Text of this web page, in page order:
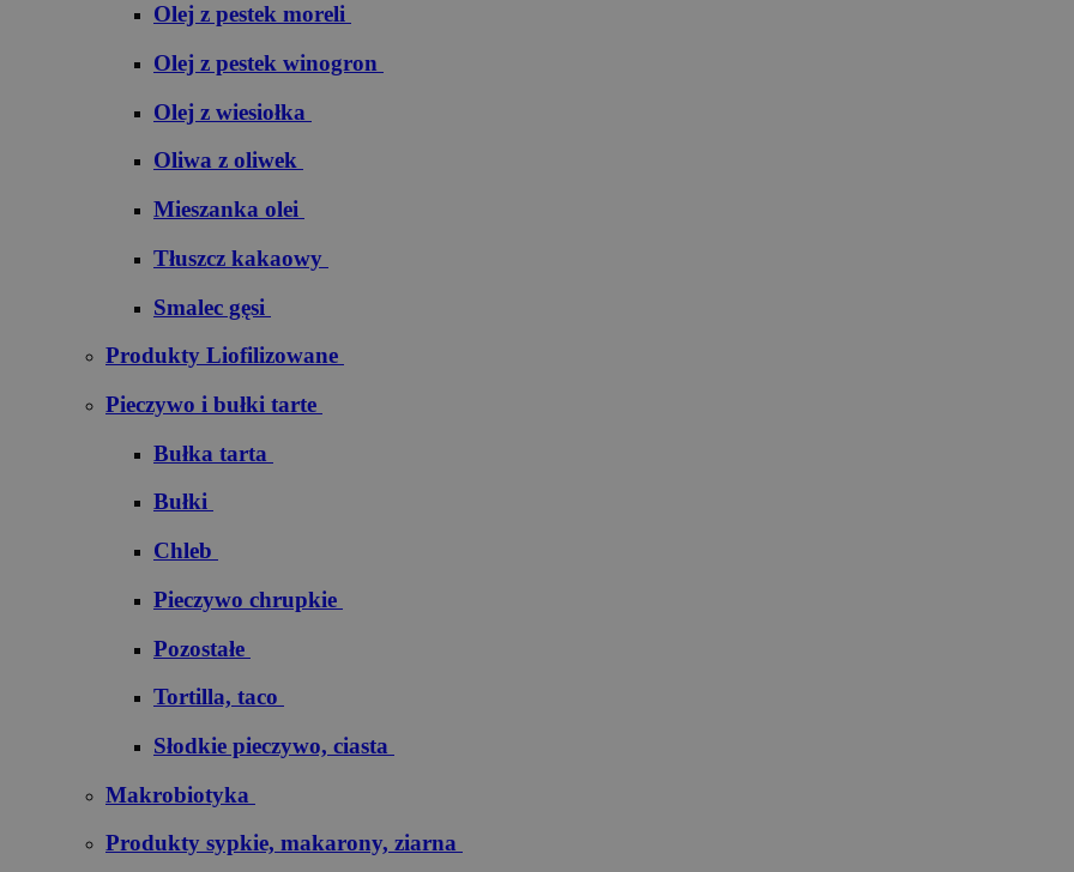
Olej z pestek moreli
Olej z pestek winogron
Olej z wiesiołka
Oliwa z oliwek
Mieszanka olei
Tłuszcz kakaowy
Smalec gęsi
Produkty Liofilizowane
Pieczywo i bułki tarte
Bułka tarta
Bułki
Chleb
Pieczywo chrupkie
Pozostałe
Tortilla, taco
Słodkie pieczywo, ciasta
Makrobiotyka
Produkty sypkie, makarony, ziarna